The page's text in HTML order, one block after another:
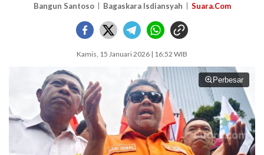
Bangun Santoso Bagaskara Isdiansyah Suara.Com
Kamis, 15 Januari 2026 | 16:52 WIB
Perbesar